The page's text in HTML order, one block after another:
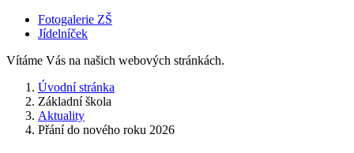
Fotogalerie ZŠ
Jídelníček
Vítáme Vás na našich webových stránkách.
Úvodní stránka
Základní škola
Aktuality
Přání do nového roku 2026